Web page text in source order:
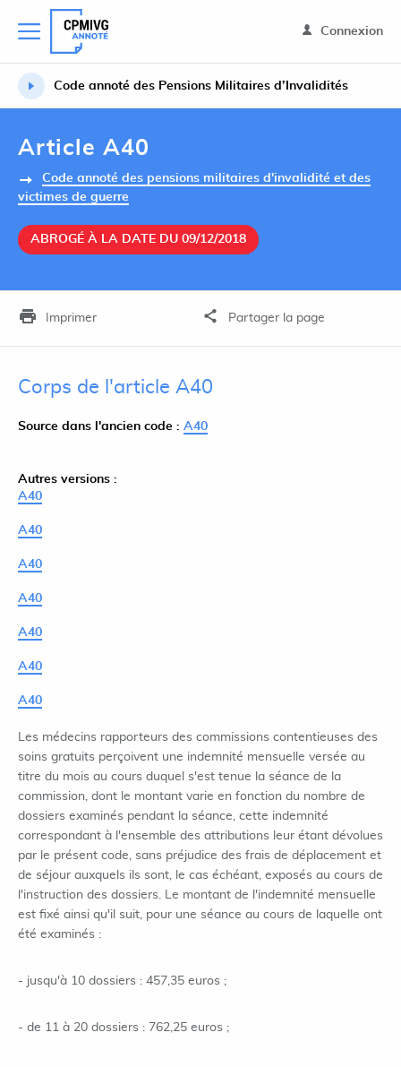
Connexion
Code annoté des Pensions Militaires d’Invalidités
Article A40
Code annoté des pensions militaires d'invalidité et des
victimes de guerre
ABROGÉ À LA DATE DU 09/12/2018
Imprimer Partager la page
Corps de l'article A40
Source dans l'ancien code : A40
Autres versions :
A40
A40
A40
A40
A40
A40
A40
Les médecins rapporteurs des commissions contentieuses des
soins gratuits perçoivent une indemnité mensuelle versée au
titre du mois au cours duquel s'est tenue la séance de la
commission, dont le montant varie en fonction du nombre de
dossiers examinés pendant la séance, cette indemnité
correspondant à l'ensemble des attributions leur étant dévolues
par le présent code, sans préjudice des frais de déplacement et
de séjour auxquels ils sont, le cas échéant, exposés au cours de
l'instruction des dossiers. Le montant de l'indemnité mensuelle
est fixé ainsi qu'il suit, pour une séance au cours de laquelle ont
été examinés :
- jusqu'à 10 dossiers : 457,35 euros ;
- de 11 à 20 dossiers : 762,25 euros ;